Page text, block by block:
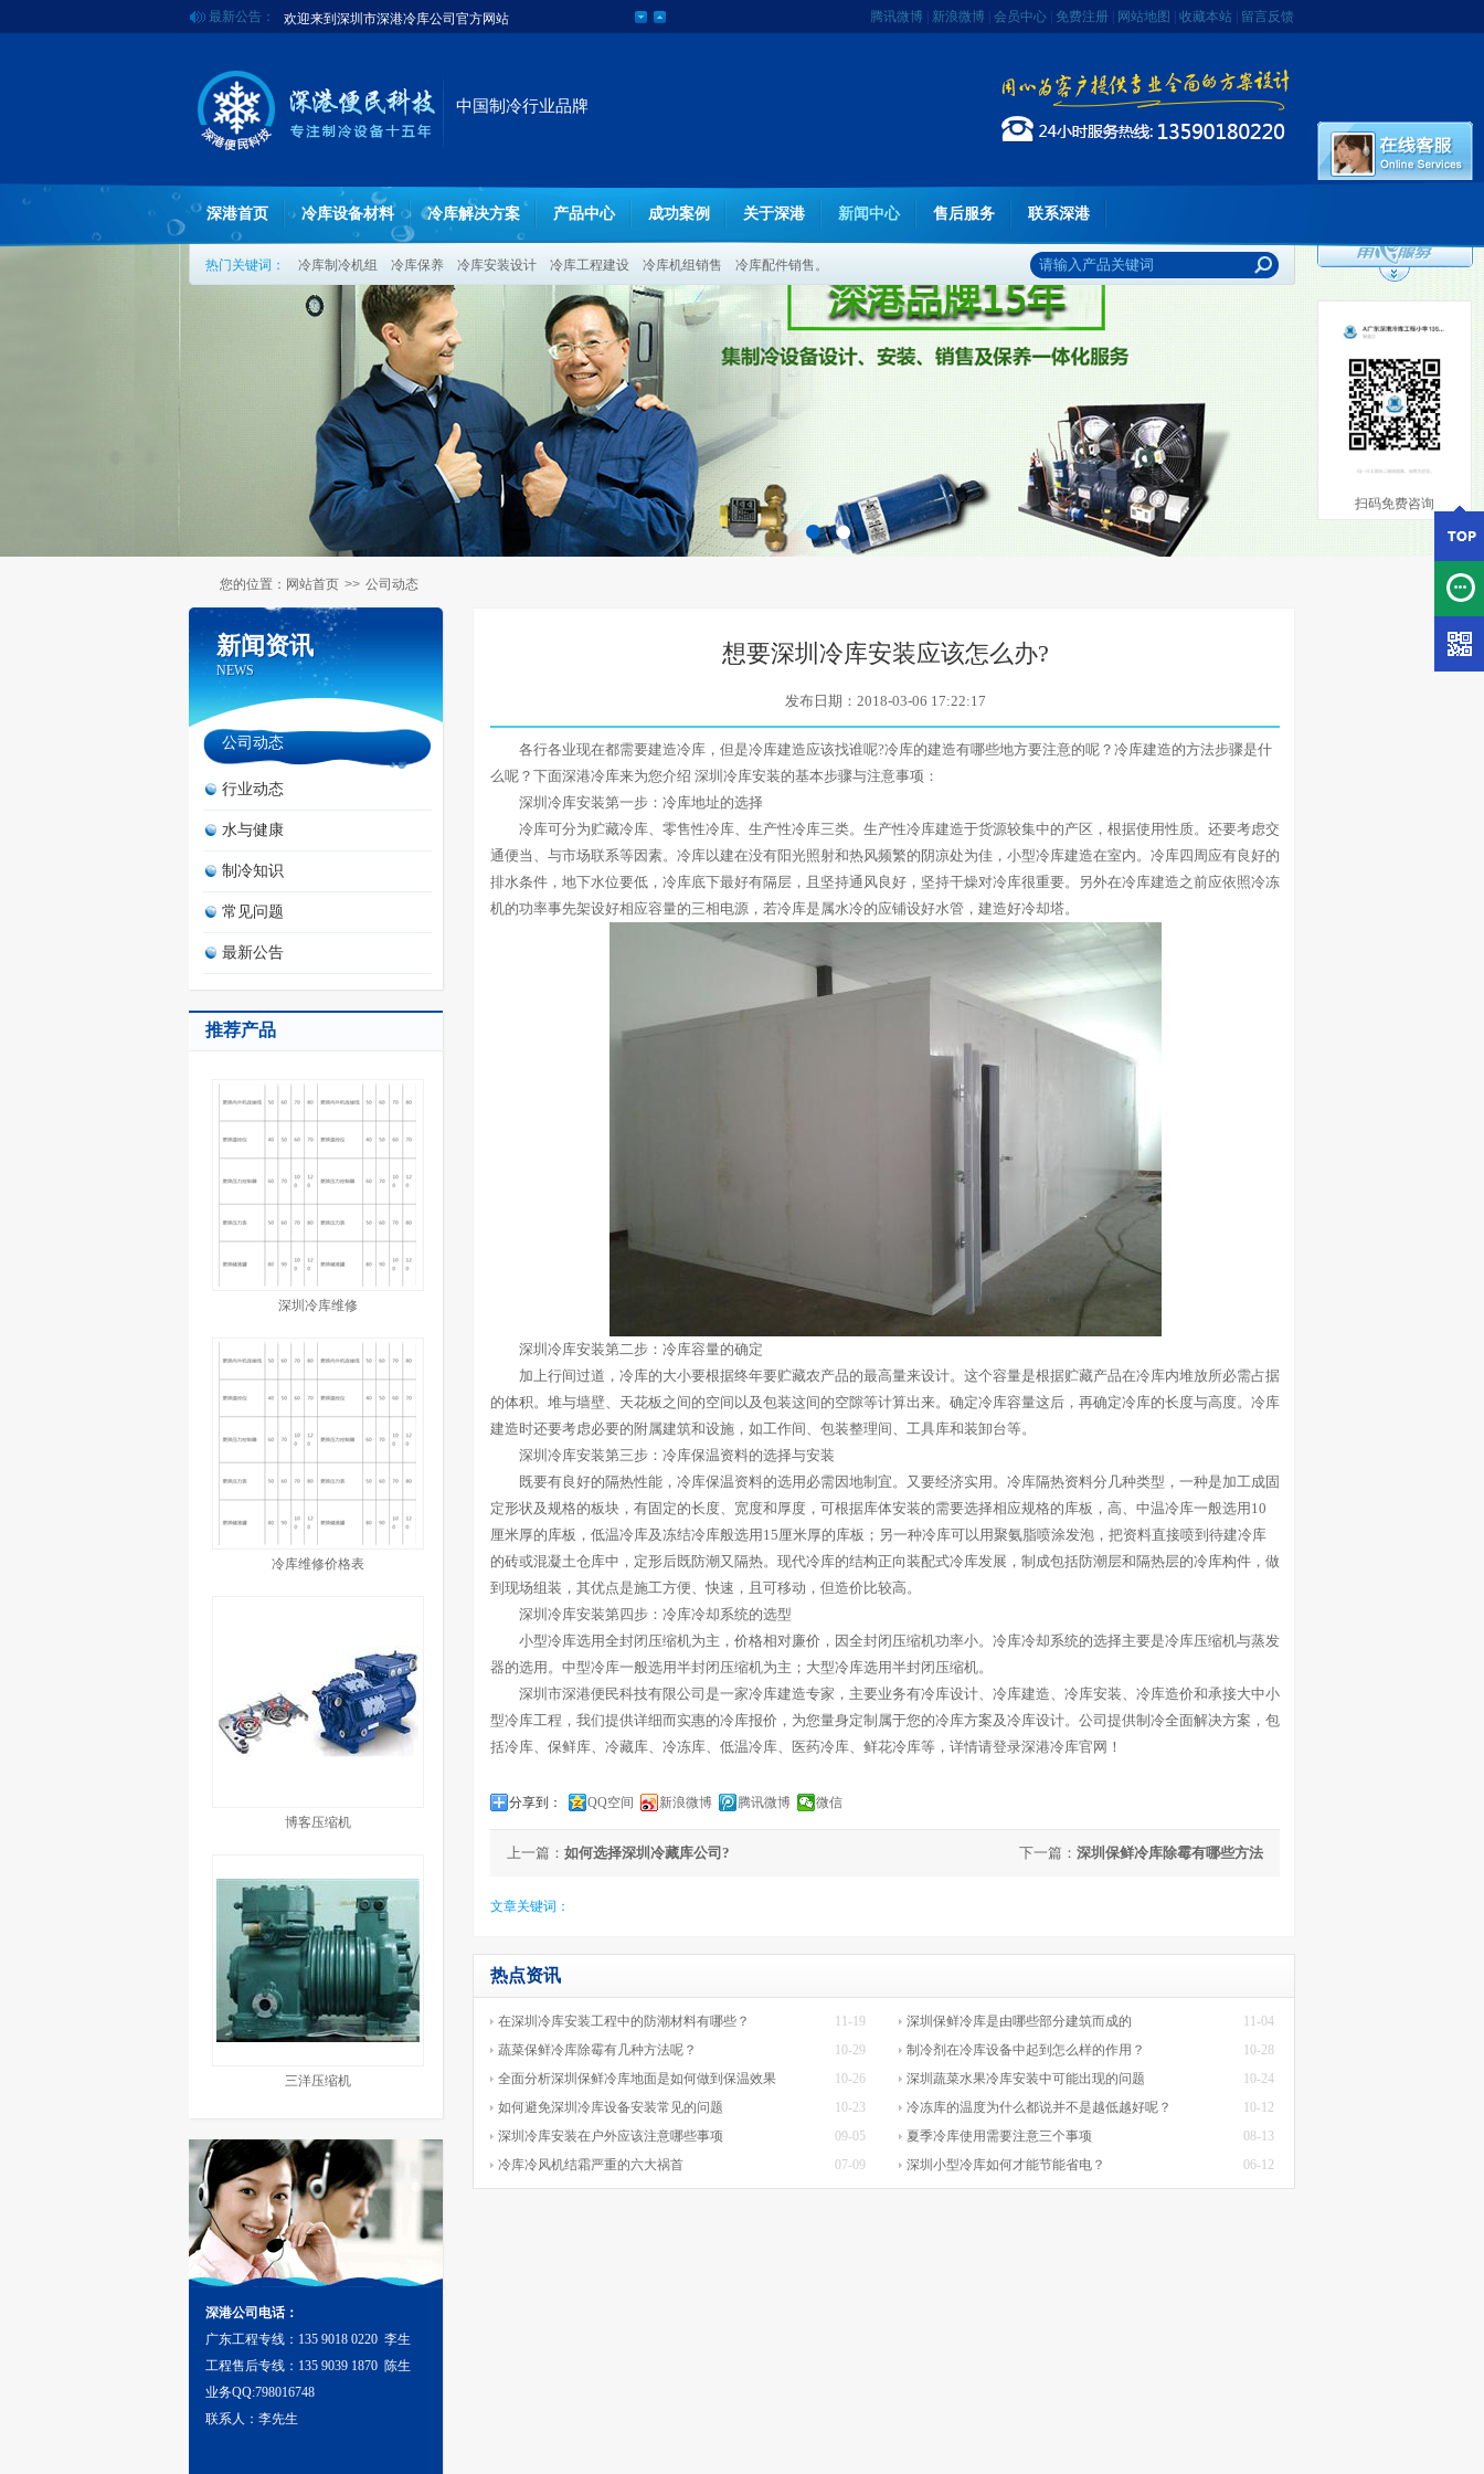
扫码免费咨询
最新公告：
欢迎来到深圳市深港冷库公司官方网站
深港冷库2017年优惠活动
腾讯微博 新浪微博 会员中心 免费注册 网站地图 收藏本站 留言反馈
中国制冷行业品牌
深港首页 冷库设备材料 冷库解决方案 产品中心 成功案例 关于深港 新闻中心 售后服务 联系深港
热门关键词： 冷库制冷机组 冷库保养 冷库安装设计 冷库工程建设 冷库机组销售 冷库配件销售。
百叶窗图片载入中
您的位置： 网站首页 >> 公司动态
新闻资讯
NEWS
新闻资讯
NEWS
公司动态
行业动态
水与健康
制冷知识
常见问题
最新公告
推荐产品
深圳冷库维修
冷库维修价格表
博客压缩机
三洋压缩机
深港公司电话：
广东工程专线：135 9018 0220 李生
工程售后专线：135 9039 1870 陈生
业务QQ:798016748
联系人：李先生
想要深圳冷库安装应该怎么办?
发布日期：2018-03-06 17:22:17
各行各业现在都需要建造冷库，但是冷库建造应该找谁呢?冷库的建造有哪些地方要注意的呢？冷库建造的方法步骤是什
么呢？下面深港冷库来为您介绍 深圳冷库安装的基本步骤与注意事项：
深圳冷库安装第一步：冷库地址的选择
冷库可分为贮藏冷库、零售性冷库、生产性冷库三类。生产性冷库建造于货源较集中的产区，根据使用性质。还要考虑交
通便当、与市场联系等因素。冷库以建在没有阳光照射和热风频繁的阴凉处为佳，小型冷库建造在室内。冷库四周应有良好的
排水条件，地下水位要低，冷库底下最好有隔层，且坚持通风良好，坚持干燥对冷库很重要。另外在冷库建造之前应依照冷冻
机的功率事先架设好相应容量的三相电源，若冷库是属水冷的应铺设好水管，建造好冷却塔。
深圳冷库安装第二步：冷库容量的确定
加上行间过道，冷库的大小要根据终年要贮藏农产品的最高量来设计。这个容量是根据贮藏产品在冷库内堆放所必需占据
的体积。堆与墙壁、天花板之间的空间以及包装这间的空隙等计算出来。确定冷库容量这后，再确定冷库的长度与高度。冷库
建造时还要考虑必要的附属建筑和设施，如工作间、包装整理间、工具库和装卸台等。
深圳冷库安装第三步：冷库保温资料的选择与安装
既要有良好的隔热性能，冷库保温资料的选用必需因地制宜。又要经济实用。冷库隔热资料分几种类型，一种是加工成固
定形状及规格的板块，有固定的长度、宽度和厚度，可根据库体安装的需要选择相应规格的库板，高、中温冷库一般选用10
厘米厚的库板，低温冷库及冻结冷库般选用15厘米厚的库板；另一种冷库可以用聚氨脂喷涂发泡，把资料直接喷到待建冷库
的砖或混凝土仓库中，定形后既防潮又隔热。现代冷库的结构正向装配式冷库发展，制成包括防潮层和隔热层的冷库构件，做
到现场组装，其优点是施工方便、快速，且可移动，但造价比较高。
深圳冷库安装第四步：冷库冷却系统的选型
小型冷库选用全封闭压缩机为主，价格相对廉价，因全封闭压缩机功率小。冷库冷却系统的选择主要是冷库压缩机与蒸发
器的选用。中型冷库一般选用半封闭压缩机为主；大型冷库选用半封闭压缩机。
深圳市深港便民科技有限公司是一家冷库建造专家，主要业务有冷库设计、冷库建造、冷库安装、冷库造价和承接大中小
型冷库工程，我们提供详细而实惠的冷库报价，为您量身定制属于您的冷库方案及冷库设计。公司提供制冷全面解决方案，包
括冷库、保鲜库、冷藏库、冷冻库、低温冷库、医药冷库、鲜花冷库等，详情请登录深港冷库官网！
分享到： QQ空间 新浪微博 腾讯微博 微信
上一篇： 如何选择深圳冷藏库公司? 下一篇： 深圳保鲜冷库除霉有哪些方法
文章关键词：
热点资讯
11-19
在深圳冷库安装工程中的防潮材料有哪些？ 11-04
深圳保鲜冷库是由哪些部分建筑而成的
10-29
蔬菜保鲜冷库除霉有几种方法呢？ 10-28
制冷剂在冷库设备中起到怎么样的作用？
10-26
全面分析深圳保鲜冷库地面是如何做到保温效果 10-24
深圳蔬菜水果冷库安装中可能出现的问题
10-23
如何避免深圳冷库设备安装常见的问题 10-12
冷冻库的温度为什么都说并不是越低越好呢？
09-05
深圳冷库安装在户外应该注意哪些事项 08-13
夏季冷库使用需要注意三个事项
07-09
冷库冷风机结霜严重的六大祸首 06-12
深圳小型冷库如何才能节能省电？